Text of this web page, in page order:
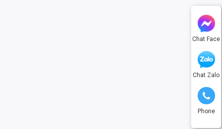
Chat Face
Chat Zalo
Phone